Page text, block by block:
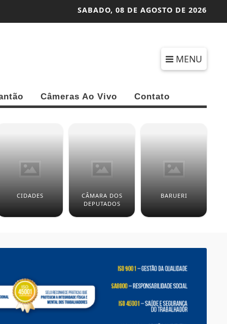
SABADO, 08 DE AGOSTO DE 2026
MENU
Câmeras Ao Vivo Contato
CIDADES
CÂMARA DOS
DEPUTADOS
BARUERI